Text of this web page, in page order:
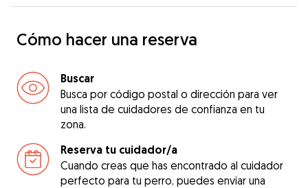
Cómo hacer una reserva
Buscar
Busca por código postal o dirección para ver
una lista de cuidadores de confianza en tu
zona.
Reserva tu cuidador/a
Cuando creas que has encontrado al cuidador
perfecto para tu perro, puedes enviar una